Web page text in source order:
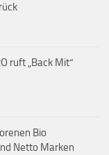
ruft „Back Mit“
Bio
Netto Marken